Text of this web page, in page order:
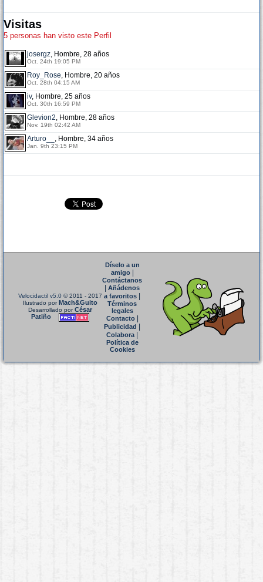
Visitas
5 personas han visto este Perfil
josergz, Hombre, 28 años
Oct. 24th 19:05 PM
Roy_Rose, Hombre, 20 años
Oct. 28th 04:15 AM
iv, Hombre, 25 años
Oct. 30th 16:59 PM
Glevion2, Hombre, 28 años
Nov. 19th 02:42 AM
Arturo__ , Hombre, 34 años
Jan. 9th 23:15 PM
Velocidactil v5.0 © 2011 - 2017
Ilustrado porMach&Guito
Desarrollado porCésar
Patiño
Díselo a un
amigo|
Contáctanos
Añádenos
a favoritos
Términos
legales
Contacto|
Publicidad
Colabora|
Política de
Cookies